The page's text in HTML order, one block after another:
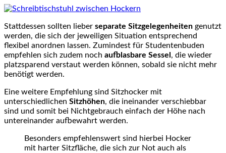
Stattdessen sollten lieber separate Sitzgelegenheiten genutzt
werden, die sich der jeweiligen Situation entsprechend
flexibel anordnen lassen. Zumindest für Studentenbuden
empfehlen sich zudem noch aufblasbare Sessel , die wieder
platzsparend verstaut werden können, sobald sie nicht mehr
benötigt werden.
Eine weitere Empfehlung sind Sitzhocker mit
unterschiedlichen Sitzhöhen, die ineinander verschiebbar
sind und somit bei Nichtgebrauch einfach der Höhe nach
untereinander aufbewahrt werden.
Besonders empfehlenswert sind hierbei Hocker
mit harter Sitzfläche, die sich zur Not auch als